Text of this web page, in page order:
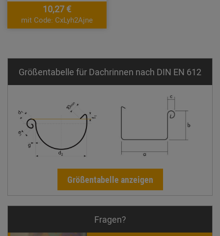
10,27 €
mit Code: CxLyh2Ajne
Größentabelle für Dachrinnen nach DIN EN 612
Größentabelle anzeigen
Fragen?